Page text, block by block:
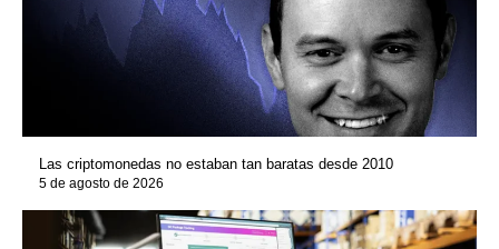
Las criptomonedas no estaban tan baratas desde 2010
5 de agosto de 2026